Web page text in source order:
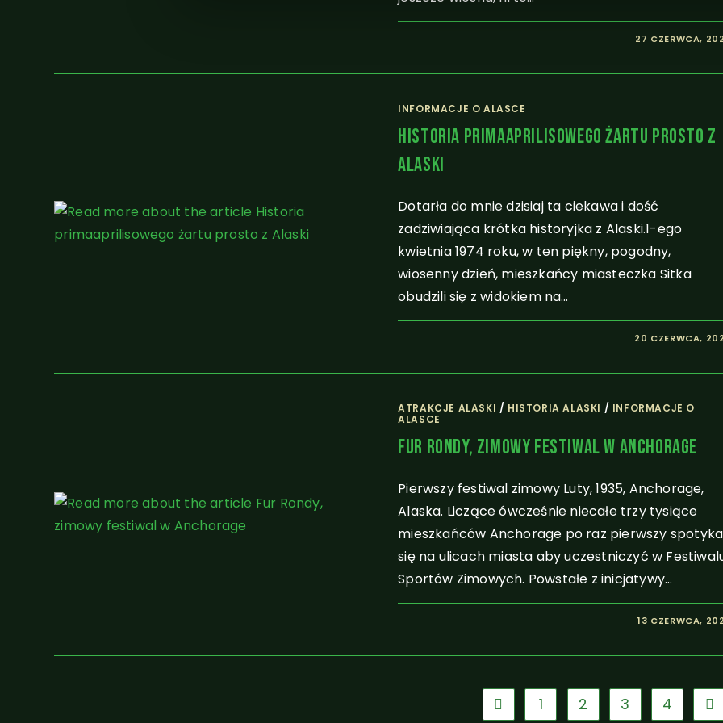
27 CZERWCA,
INFORMACJE O ALASCE
Historia Primaaprilisowego Żartu Prosto Z
Alaski
Dotarła do mnie dzisiaj ta ciekawa i dość
zadziwiająca krótka historyjka z Alaski.1-ego
kwietnia 1974 roku, w ten piękny, pogodny,
wiosenny dzień, mieszkańcy miasteczka Sitka
obudzili się z widokiem na…
20 CZERWCA,
ATRAKCJE ALASKI / HISTORIA ALASKI / INFORMACJE O
ALASCE
Fur Rondy, Zimowy Festiwal W Anchorage
Pierwszy festiwal zimowy Luty, 1935, Anchorage,
Alaska. Liczące ówcześnie niecałe trzy tysiące
mieszkańców Anchorage po raz pierwszy spotyka
się na ulicach miasta aby uczestniczyć w
Sportów Zimowych. Powstałe z inicjatywy…
13 CZERWCA,
1 2 3 4